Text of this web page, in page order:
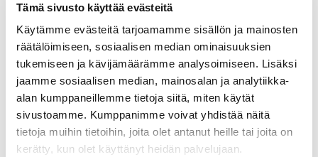
Tämä sivusto käyttää evästeitä
Käytämme evästeitä tarjoamamme sisällön ja mainosten
räätälöimiseen, sosiaalisen median ominaisuuksien
tukemiseen ja kävijämäärämme analysoimiseen. Lisäksi
jaamme sosiaalisen median, mainosalan ja analytiikka-
alan kumppaneillemme tietoja siitä, miten käytät
sivustoamme. Kumppanimme voivat yhdistää näitä
tietoja muihin tietoihin, joita olet antanut heille tai joita on
kerätty, kun olet käyttänyt heidän palvelujaan.
https://webawards.eurid.eu/
We are also pleased to announce that the 2021 .eu Web
Award Gala will take place on 1
6 October at the Teatro
Antico in Taormina
, Italy, where the winners are going
to be revealed.
Don’t forget to submit a nomination for your, or your